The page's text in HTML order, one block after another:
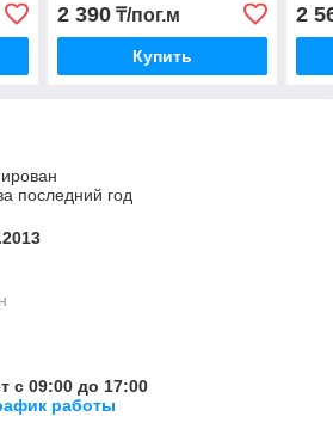
2 390₸/пог.м
Купить
2
последний год
с 09:00 до 17:00
работы